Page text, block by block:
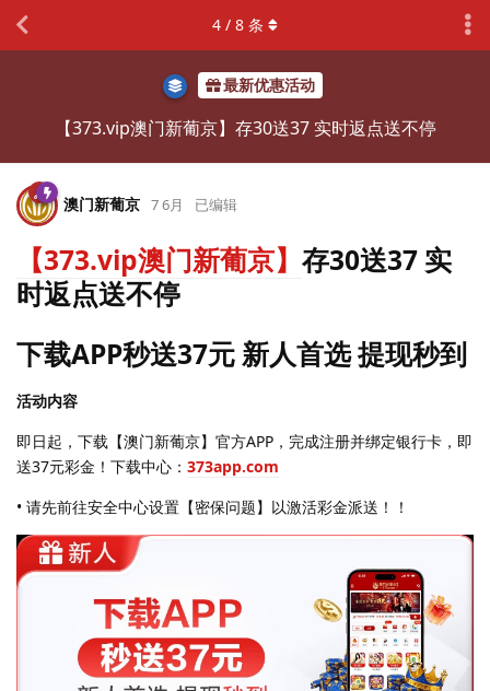
最新优惠活动
【373.vip澳门新葡京】存30送37 实时返点送不停
4 / 8 条
澳门新葡京 7 6月 已编辑
【373.vip澳门新葡京】 存30送37 实
时返点送不停
下载APP秒送37元 新人首选 提现秒到
活动内容
即日起，下载【澳门新葡京】官方APP，完成注册并绑定银行卡，即
送37元彩金！下载中心： 373app.com
• 请先前往安全中心设置【密保问题】以激活彩金派送！！